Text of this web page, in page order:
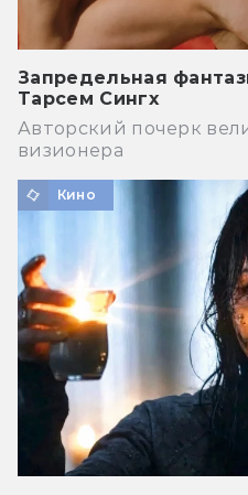
Запредельная
Тарсем Сингх
Авторский почерк
визионера
Кино